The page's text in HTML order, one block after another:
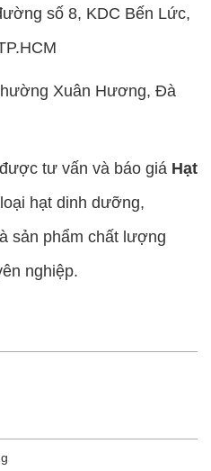
số 8, KDC Bến Lức,
Xuân Hương, Đà
tư vấn và báo giá Hạt
hạt dinh dưỡng,
sản phẩm chất lượng
nghiệp.